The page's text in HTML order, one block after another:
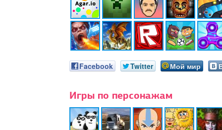
Facebook Twitter Мой мир
Игры по персонажам